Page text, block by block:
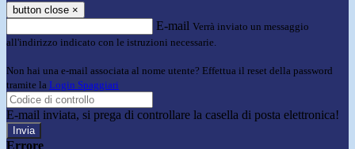
button close ×
E-mail Verrà inviato un messaggio
all'indirizzo indicato con le istruzioni necessarie.
Non hai una e-mail associata al nome utente? Effettua il reset della password
tramite la Login Spaggiari
E-mail inviata, si prega di controllare la casella di posta elettronica!
Errore